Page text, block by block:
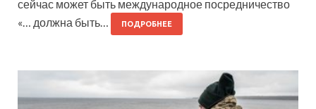
сейчас может быть международное посредничество
«… должна быть…
ПОДРОБНЕЕ